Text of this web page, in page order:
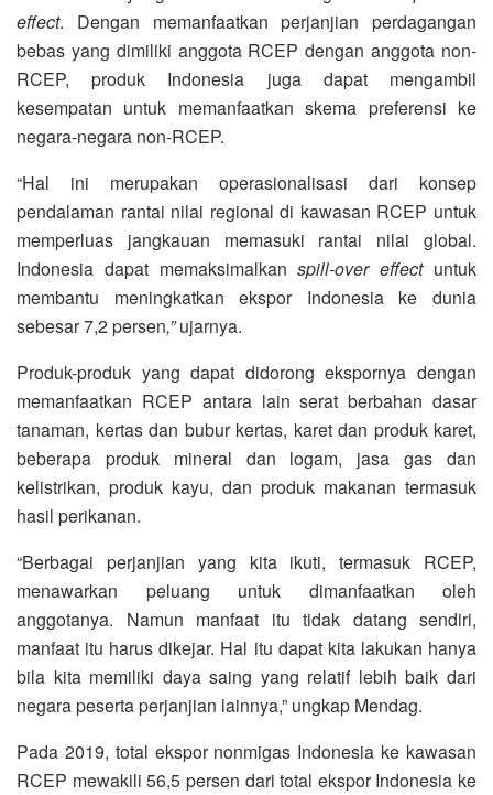
effect. Dengan memanfaatkan perjanjian perdagangan
bebas yang dimiliki anggota RCEP dengan anggota non-
RCEP, produk Indonesia juga dapat mengambil
kesempatan untuk memanfaatkan skema preferensi ke
negara-negara non-RCEP.
“Hal ini merupakan operasionalisasi dari konsep
pendalaman rantai nilai regional di kawasan RCEP untuk
memperluas jangkauan memasuki rantai nilai global.
Indonesia dapat memaksimalkan spill-over effect untuk
membantu meningkatkan ekspor Indonesia ke dunia
sebesar 7,2 persen,”ujarnya.
Produk-produk yang dapat didorong ekspornya dengan
memanfaatkan RCEP antara lain serat berbahan dasar
tanaman, kertas dan bubur kertas, karet dan produk karet,
beberapa produk mineral dan logam, jasa gas dan
kelistrikan, produk kayu, dan produk makanan termasuk
hasil perikanan.
“Berbagai perjanjian yang kita ikuti, termasuk RCEP,
menawarkan peluang untuk dimanfaatkan oleh
anggotanya. Namun manfaat itu tidak datang sendiri,
manfaat itu harus dikejar. Hal itu dapat kita lakukan hanya
bila kita memiliki daya saing yang relatif lebih baik dari
negara peserta perjanjian lainnya,” ungkap Mendag.
Pada 2019, total ekspor nonmigas Indonesia ke kawasan
RCEP mewakili 56,5 persen dari total ekspor Indonesia ke